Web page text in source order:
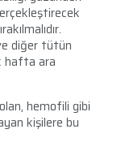
diğer tütün
hafta ara
hemofili gibi
kişilere bu